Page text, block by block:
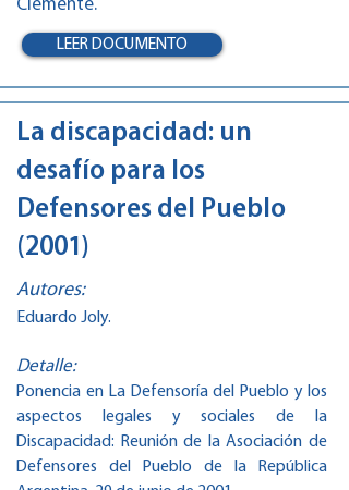
Clemente.
LEER DOCUMENTO
La discapacidad: un
desafío para los
Defensores del Pueblo
(2001)
Autores:
Eduardo Joly.
Detalle:
Ponencia en La Defensoría del Pueblo y los
aspectos legales y sociales de la
Discapacidad: Reunión de la Asociación de
Defensores del Pueblo de la República